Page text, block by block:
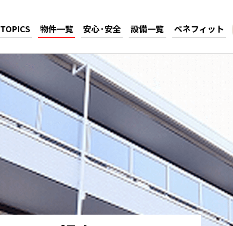
TOPICS 物件一覧 安心･安全 設備一覧 ベネフィット